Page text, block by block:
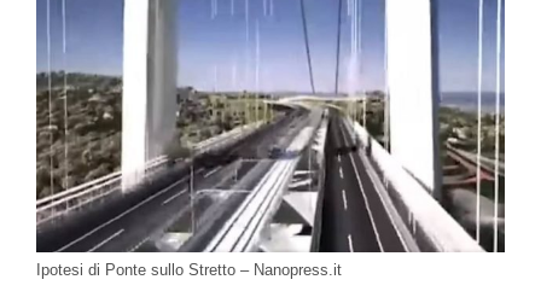
Ipotesi di Ponte sullo Stretto – Nanopress.it